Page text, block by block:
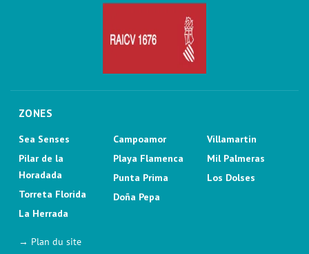
ZONES
Sea Senses
Pilar de la
Horadada
Torreta Florida
La Herrada
Campoamor
Playa Flamenca
Punta Prima
Doña Pepa
Villamartin
Mil Palmeras
Los Dolses
→ Plan du site